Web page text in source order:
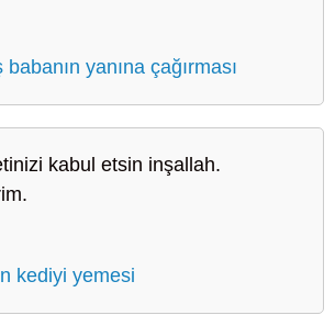
yanına çağırması
kabul etsin inşallah.
kediyi yemesi